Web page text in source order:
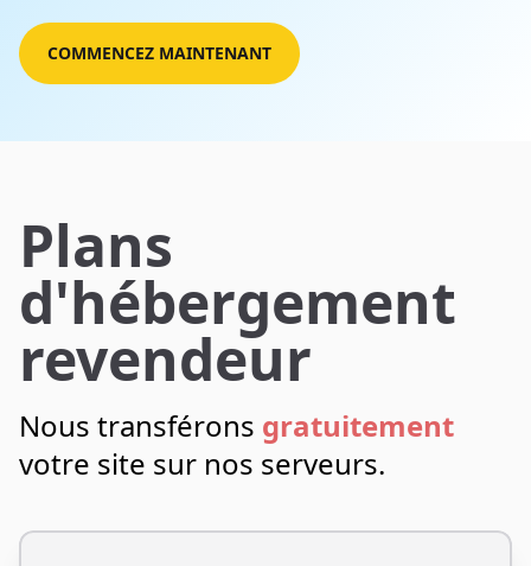
COMMENCEZ MAINTENANT
Plans
d'hébergement
revendeur
Nous transférons gratuitement
votre site sur nos serveurs.